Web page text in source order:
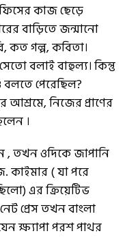
কাজ ছেড়ে
বাড়িতে জন্মানো
কত গল্প, কবিতা।
বলাই বাহুল্য। কিন্তু
বলতে পেরেছিল?
নিজের প্রাণের
।
তখন ওদিকে জাপানি
কাইমার ( যা পরে
এর ক্রিয়েটিভ
প্রেস তখন বাংলা
ক্ষ্যাপা পরশ পাথর